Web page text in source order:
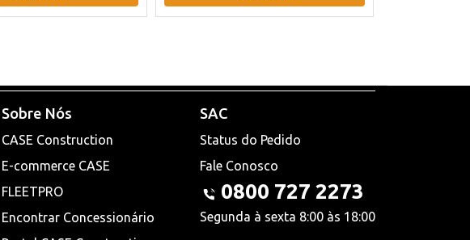
Sobre Nós
CASE Construction
E-commerce CASE
FLEETPRO
Encontrar Concessionário
SAC
Status do Pedido
Fale Conosco
0800 727 2273
Segunda à sexta 8:00 às 18:00